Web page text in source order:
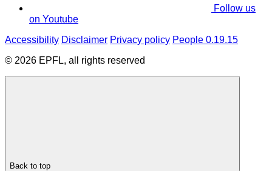
Follow us
on Youtube
Accessibility Disclaimer Privacy policy People 0.19.15
© 2026 EPFL, all rights reserved
Back to top